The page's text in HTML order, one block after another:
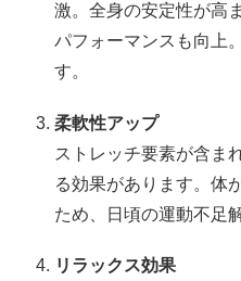
激。全身の安定性が高
パフォーマンスも向上
す。
柔軟性アップ
ストレッチ要素が含ま
る効果があります。体
ため、日頃の運動不足
リラックス効果